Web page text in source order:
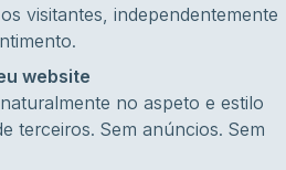
visitantes, independentemente
website
no aspeto e estilo
terceiros. Sem anúncios. Sem